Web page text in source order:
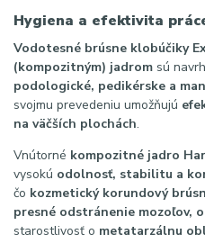
Hygiena a efektivita
Vodotesné brúsne klobúčiky
(kompozitným) jadrom sú
podologické, pedikérske a
svojmu prevedeniu umožňujú
na väčších plochách.
Vnútorné kompozitné jadro
vysokú odolnosť, stabilitu a
čo kozmetický korundový
presné odstránenie mozoľov,
starostlivosť o metatarzálnu